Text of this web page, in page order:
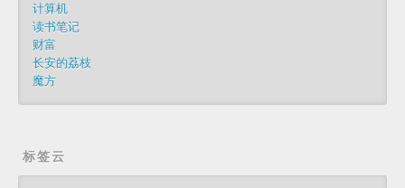
计算机
读书笔记
财富
长安的荔枝
魔方
标签云